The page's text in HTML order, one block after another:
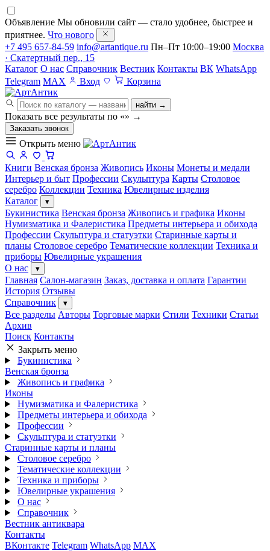
Объявление Мы обновили сайт — стало удобнее, быстрее и
приятнее. Что нового
+7 495 657-84-59 info@artantique.ru Пн–Пт 10:00–19:00 Москва
· Скатертный пер., 15
Каталог О нас Справочник Вестник Контакты ВК WhatsApp
Telegram MAX Вход Корзина
найти →
Показать все результаты по «» →
Заказать звонок
Открыть меню
Книги Венская бронза Живопись Иконы Монеты и медали
Интерьер и быт Профессии Скульптура Карты Столовое
серебро Коллекции Техника Ювелирные изделия
Каталог
▾
Букинистика Венская бронза Живопись и графика Иконы
Нумизматика и Фалеристика Предметы интерьера и обихода
Профессии Скульптура и статуэтки Старинные карты и
планы Столовое серебро Тематические коллекции Техника и
приборы Ювелирные украшения
О нас
▾
Главная Салон-магазин Заказ, доставка и оплата Гарантии
История Отзывы
Справочник
▾
Все разделы Авторы Торговые марки Стили Техники Статьи
Архив
Поиск Контакты
Закрыть меню
Букинистика
Венская бронза
Живопись и графика
Иконы
Нумизматика и Фалеристика
Предметы интерьера и обихода
Профессии
Скульптура и статуэтки
Старинные карты и планы
Столовое серебро
Тематические коллекции
Техника и приборы
Ювелирные украшения
О нас
Справочник
Вестник антиквара
Контакты
ВКонтакте Telegram WhatsApp MAX